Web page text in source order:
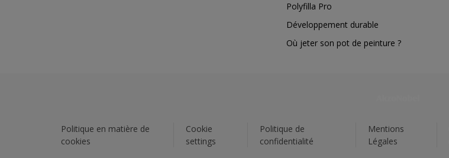
Polyfilla Pro
Développement durable
Où jeter son pot de peinture ?
Politique en matière de
cookies
Cookie
settings
Politique de
confidentialité
Mentions
Légales